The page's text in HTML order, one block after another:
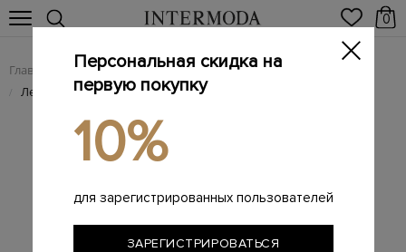
0
Главная Женщинам / Женская одежда / Женские брюки
/ Леггинсы из эластичного нейлона на застежках-молниях
Персональная скидка на
первую покупку
10%
для зарегистрированных пользователей
ЗАРЕГИСТРИРОВАТЬСЯ